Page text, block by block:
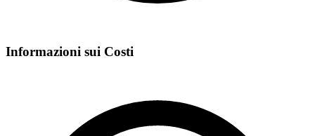
Informazioni sui Costi